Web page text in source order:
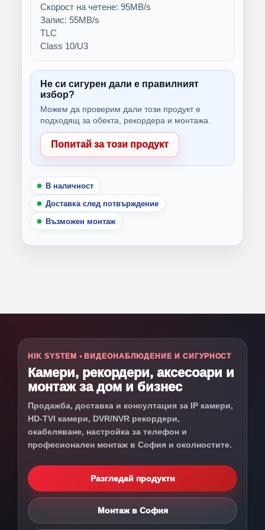
Скорост на четене: 95MB/s
Запис: 55MB/s
TLC
Class 10/U3
Не си сигурен дали е правилният
избор?
Можем да проверим дали този продукт е
подходящ за обекта, рекордера и монтажа.
Попитай за този продукт
В наличност
Доставка след потвърждение
Възможен монтаж
HIK SYSTEM • ВИДЕОНАБЛЮДЕНИЕ И СИГУРНОСТ
Камери, рекордери, аксесоари и
монтаж за дом и бизнес
Продажба, доставка и консултация за IP камери,
HD-TVI камери, DVR/NVR рекордери,
окабеляване, настройка за телефон и
професионален монтаж в София и околностите.
Разгледай продукти
Монтаж в София